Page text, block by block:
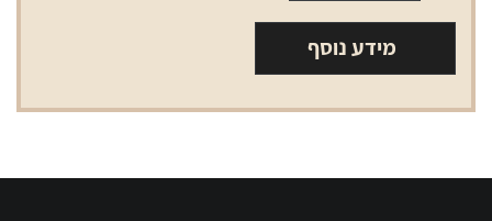
מידע נוסף